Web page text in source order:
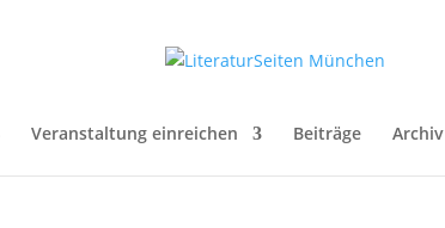
Veranstaltung einreichen Beiträge Archiv